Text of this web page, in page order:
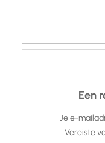
Een
Je e-
Vereiste